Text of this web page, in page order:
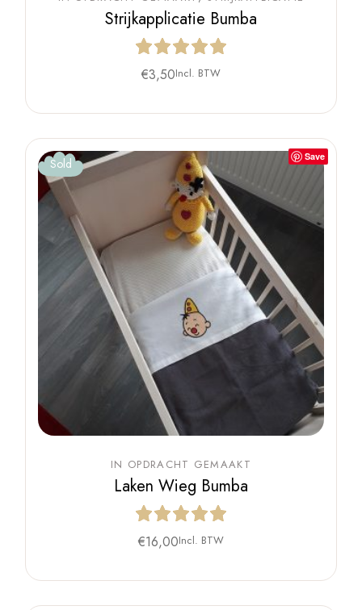
Strijkapplicatie Bumba
€3,50Incl. BTW
Save
Sold
IN OPDRACHT GEMAAKT
Laken Wieg Bumba
€16,00Incl. BTW